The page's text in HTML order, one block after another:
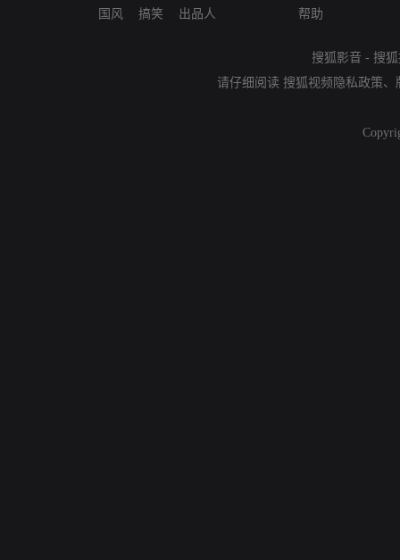
国风
搞笑
出品人
帮助
搜狐影音 - 搜
请仔细阅读 搜狐视频隐私政策、